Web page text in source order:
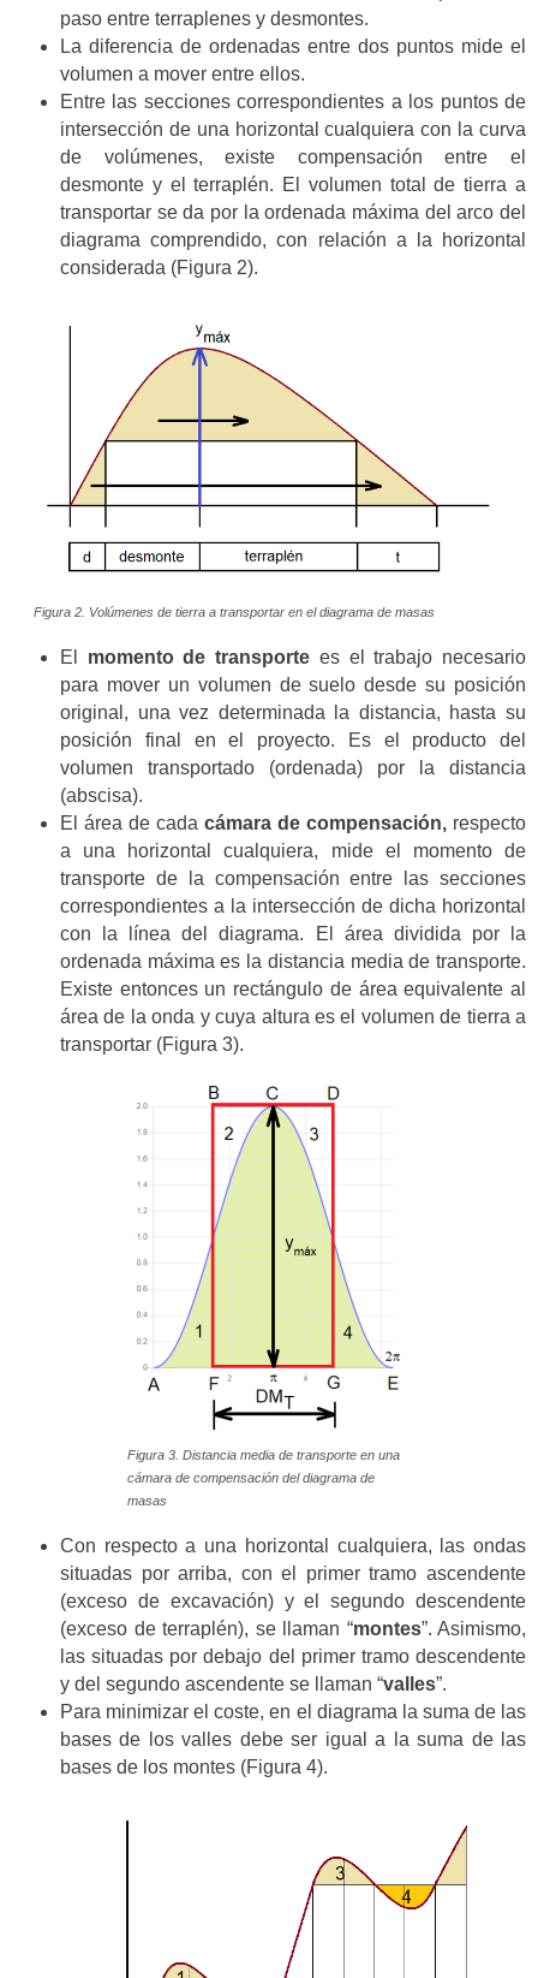
paso entre terraplenes y desmontes.
La diferencia de ordenadas entre dos puntos mide el
volumen a mover entre ellos.
Entre las secciones correspondientes a los puntos de
intersección de una horizontal cualquiera con la curva
de volúmenes, existe compensación entre el
desmonte y el terraplén. El volumen total de tierra a
transportar se da por la ordenada máxima del arco del
diagrama comprendido, con relación a la horizontal
considerada (Figura 2).
Figura 2. Volúmenes de tierra a transportar en el diagrama de masas
El momento de transporte es el trabajo necesario
para mover un volumen de suelo desde su posición
original, una vez determinada la distancia, hasta su
posición final en el proyecto. Es el producto del
volumen transportado (ordenada) por la distancia
(abscisa).
El área de cada cámara de compensación, respecto
a una horizontal cualquiera, mide el momento de
transporte de la compensación entre las secciones
correspondientes a la intersección de dicha horizontal
con la línea del diagrama. El área dividida por la
ordenada máxima es la distancia media de transporte.
Existe entonces un rectángulo de área equivalente al
área de la onda y cuya altura es el volumen de tierra a
transportar (Figura 3).
Figura 3. Distancia media de transporte en una
cámara de compensación del diagrama de
masas
Con respecto a una horizontal cualquiera, las ondas
situadas por arriba, con el primer tramo ascendente
(exceso de excavación) y el segundo descendente
(exceso de terraplén), se llaman “montes”. Asimismo,
las situadas por debajo del primer tramo descendente
y del segundo ascendente se llaman “valles”.
Para minimizar el coste, en el diagrama la suma de las
bases de los valles debe ser igual a la suma de las
bases de los montes (Figura 4).